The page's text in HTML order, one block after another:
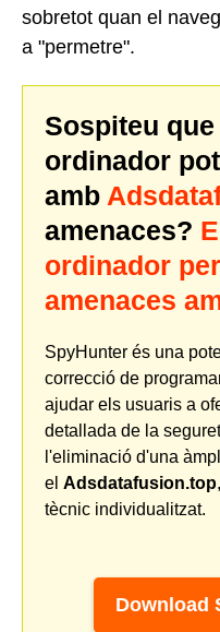
sobretot quan el
a "permetre".
Sospiteu
ordinador
amb
amenaces?
ordinador
amenaces
SpyHunter és una
correcció de
ajudar els usuaris a
detallada de la
l'eliminació d'una
el Adsdatafusion.top
tècnic individualitzat.
Download